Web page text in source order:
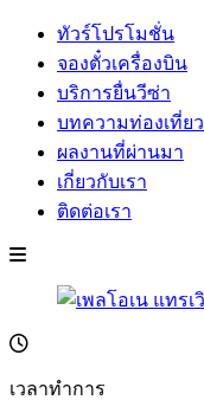
ทัวร์โปรโมชั่น
จองตั๋วเครื่องบิน
บริการยื่นวีซ่า
บทความท่องเที่ยว
ผลงานที่ผ่านมา
เกี่ยวกับเรา
ติดต่อเรา
เวลาทำการ